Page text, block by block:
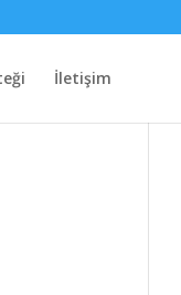
İletişim